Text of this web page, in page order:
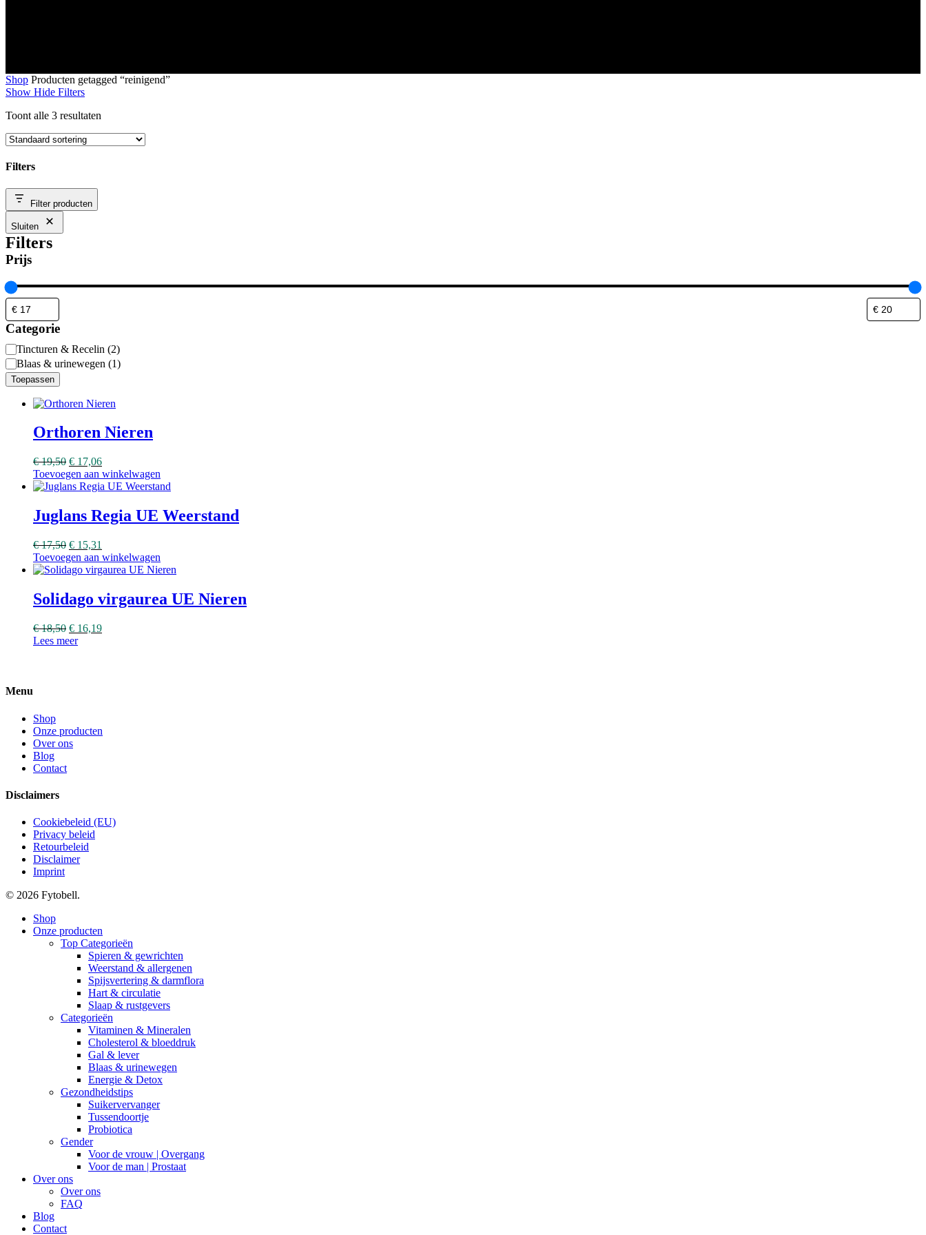
Shop Producten getagged “reinigend”
Show Hide Filters
Toont alle 3 resultaten
Filters
Close
FiltersFilter producten
Sluiten
Filters
Prijs
Categorie
Categorie
Tincturen & Recelin (2)
Blaas & urinewegen (1)
Toepassen
Orthoren Nieren
€19,50 € 17,06
Toevoegen aan winkelwagen
Juglans Regia UE Weerstand
€17,50 € 15,31
Toevoegen aan winkelwagen
Solidago virgaurea UE Nieren
€18,50 € 16,19
Lees meer
Menu
Shop
Onze producten
Over ons
Blog
Contact
Disclaimers
Cookiebeleid (EU)
Privacy beleid
Retourbeleid
Disclaimer
Imprint
© 2026 Fytobell.
Close
Menu
Shop
Onze producten
Top Categorieën
Spieren & gewrichten
Weerstand & allergenen
Spijsvertering & darmflora
Hart & circulatie
Slaap & rustgevers
Categorieën
Vitaminen & Mineralen
Cholesterol & bloeddruk
Gal & lever
Blaas & urinewegen
Energie & Detox
Gezondheidstips
Suikervervanger
Tussendoortje
Probiotica
Gender
Voor de vrouw | Overgang
Voor de man | Prostaat
Over ons
Over ons
FAQ
Blog
Contact